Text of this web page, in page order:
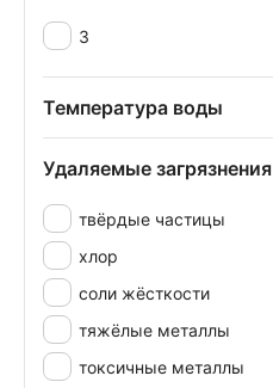
3
Температура воды
Удаляемые загрязнения
твёрдые частицы
хлор
соли жёсткости
тяжёлые металлы
токсичные металлы